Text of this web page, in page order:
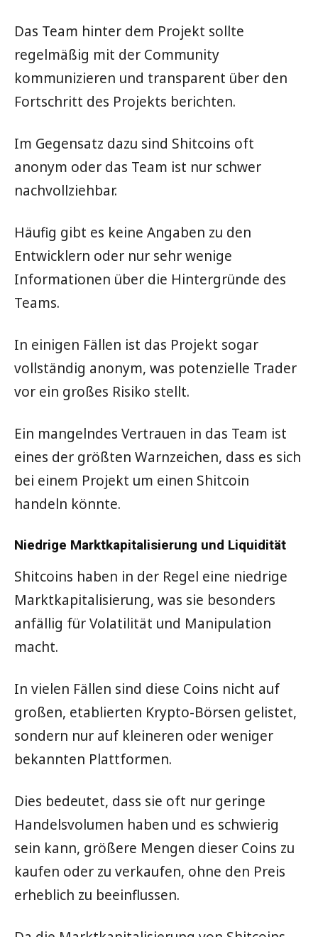
Das Team hinter dem Projekt sollte
regelmäßig mit der Community
kommunizieren und transparent über den
Fortschritt des Projekts berichten.
Im Gegensatz dazu sind Shitcoins oft
anonym oder das Team ist nur schwer
nachvollziehbar.
Häufig gibt es keine Angaben zu den
Entwicklern oder nur sehr wenige
Informationen über die Hintergründe des
Teams.
In einigen Fällen ist das Projekt sogar
vollständig anonym, was potenzielle Trader
vor ein großes Risiko stellt.
Ein mangelndes Vertrauen in das Team ist
eines der größten Warnzeichen, dass es sich
bei einem Projekt um einen Shitcoin
handeln könnte.
Niedrige Marktkapitalisierung und Liquidität
Shitcoins haben in der Regel eine niedrige
Marktkapitalisierung, was sie besonders
anfällig für Volatilität und Manipulation
macht.
In vielen Fällen sind diese Coins nicht auf
großen, etablierten Krypto-Börsen gelistet,
sondern nur auf kleineren oder weniger
bekannten Plattformen.
Dies bedeutet, dass sie oft nur geringe
Handelsvolumen haben und es schwierig
sein kann, größere Mengen dieser Coins zu
kaufen oder zu verkaufen, ohne den Preis
erheblich zu beeinflussen.